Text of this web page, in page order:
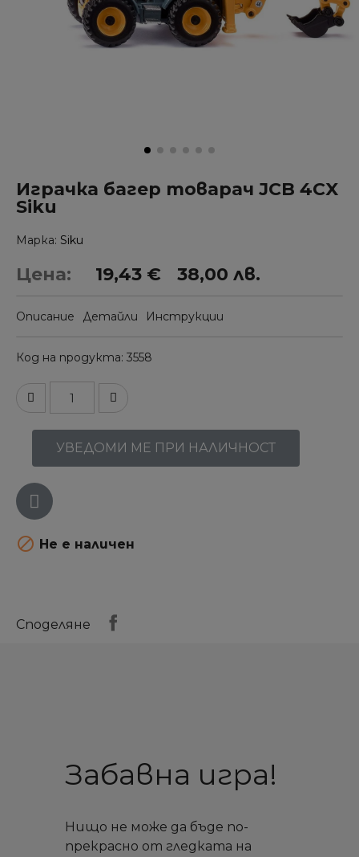
Играчка багер товарач JCB 4CX
Siku
Марка Siku
Цена: 19,43 € 38,00 лв.
Описание Детайли Инструкции
Код на продукта 3558
УВЕДОМИ МЕ ПРИ НАЛИЧНОСТ
 Не е наличен
Споделяне
Забавна игра!
Нищо не може да бъде по-
прекрасно от гледката на